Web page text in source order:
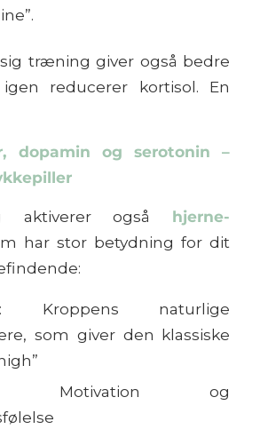
træning giver også bedre
reducerer kortisol. En
dopamin og serotonin –
aktiverer også hjerne-
har stor betydning for dit
Kroppens naturlige
som giver den klassiske
Motivation og